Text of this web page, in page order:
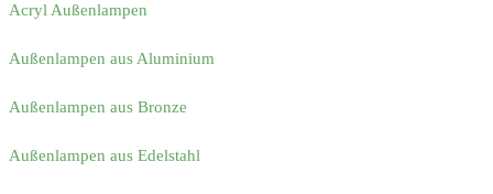
Acryl Außenlampen
Außenlampen aus Aluminium
Außenlampen aus Bronze
Außenlampen aus Edelstahl